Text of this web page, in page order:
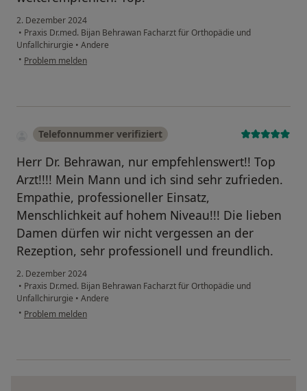
2. Dezember 2024
• Praxis Dr.med. Bijan Behrawan Facharzt für Orthopädie und
Unfallchirurgie • Andere
• Problem melden
Telefonnummer verifiziert
Herr Dr. Behrawan, nur empfehlenswert!! Top
Arzt!!!! Mein Mann und ich sind sehr zufrieden.
Empathie, professioneller Einsatz,
Menschlichkeit auf hohem Niveau!!! Die lieben
Damen dürfen wir nicht vergessen an der
Rezeption, sehr professionell und freundlich.
2. Dezember 2024
• Praxis Dr.med. Bijan Behrawan Facharzt für Orthopädie und
Unfallchirurgie • Andere
• Problem melden